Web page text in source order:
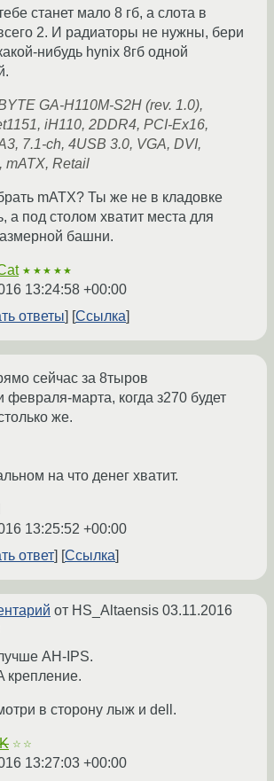
станет мало 8 гб, а слота в
2. И радиаторы не нужны, бери
нибудь hynix 8гб одной
GA-H110M-S2H (rev. 1.0),
iH110, 2DDR4, PCI-Ex16,
7.1-ch, 4USB 3.0, VGA, DVI,
mATX, Retail
mATX? Ты же не в кладовке
а под столом хватит места для
башни.
★★★★★
13:24:58 +00:00
ответы
Ссылка
сейчас за 8тыров
февраля-марта, когда з270 будет
же.
на что денег хватит.
13:25:52 +00:00
ответ
Ссылка
от HS_Altaensis 03.11.2016
AH-IPS.
крепление.
в сторону лыж и dell.
☆☆
13:27:03 +00:00